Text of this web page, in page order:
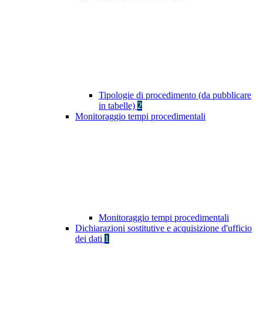
Tipologie di procedimento (da pubblicare
in tabelle) 2
Monitoraggio tempi procedimentali
Monitoraggio tempi procedimentali
Dichiarazioni sostitutive e acquisizione d'ufficio
dei dati 1